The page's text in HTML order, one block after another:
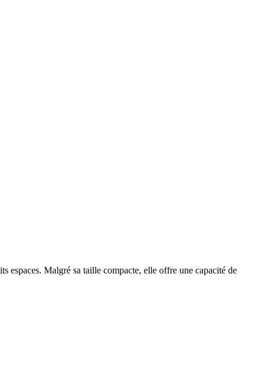
espaces. Malgré sa taille compacte, elle offre une capacité de